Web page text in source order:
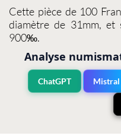
Cette pièce de 100
diamètre de 31mm,
900‰.
Analyse
ChatGPT Mistral